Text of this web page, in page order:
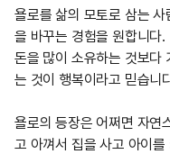
욜로를 삶의 모토로 삼는
을 바꾸는 경험을 원합니다.
돈을 많이 소유하는 것보다
는 것이 행복이라고 믿습니
욜로의 등장은 어쩌면 자연
고 아껴서 집을 사고 아이